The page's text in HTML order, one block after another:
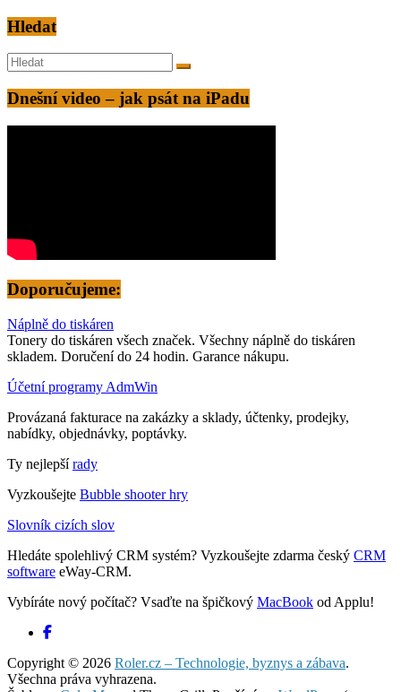
Hledat
Dnešní video – jak psát na iPadu
Doporučujeme:
Náplně do tiskáren
Tonery do tiskáren všech značek. Všechny náplně do tiskáren
skladem. Doručení do 24 hodin. Garance nákupu.
Účetní programy AdmWin
Provázaná fakturace na zakázky a sklady, účtenky, prodejky,
nabídky, objednávky, poptávky.
Ty nejlepšírady
Vyzkoušejte Bubble shooter hry
Slovník cizích slov
Hledáte spolehlivý CRM systém? Vyzkoušejte zdarma český CRM
software eWay-CRM.
Vybíráte nový počítač? Vsaďte na špičkový MacBook od Applu!
Copyright © 2026 Roler.cz – Technologie, byznys a zábava.
Všechna práva vyhrazena.